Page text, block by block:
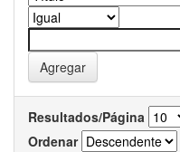
Resultados/Página
Ordenar